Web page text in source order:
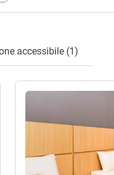
accessibile (1)
Visualizza dettagli